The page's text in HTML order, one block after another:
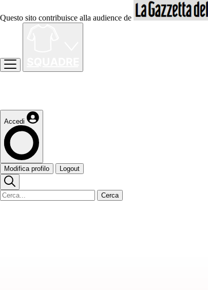
Questo sito contribuisce alla audience de
Accedi
Modifica profilo Logout
Cerca